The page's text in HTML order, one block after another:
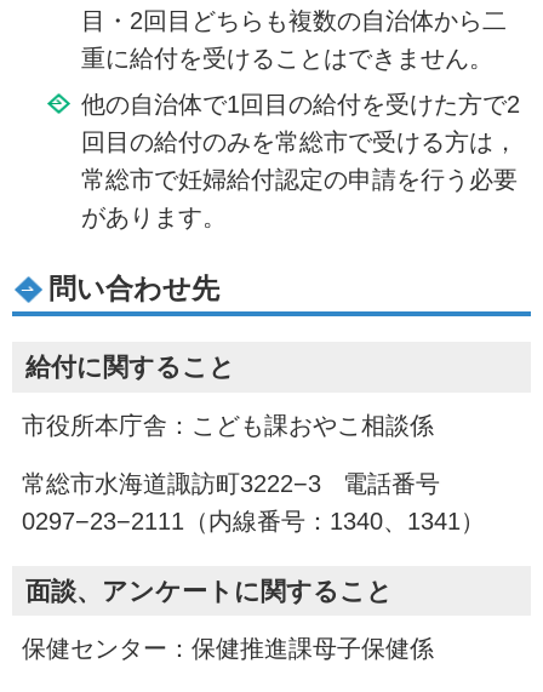
目・2回目どちらも複数の自治体から二
重に給付を受けることはできません。
他の自治体で1回目の給付を受けた方で2
回目の給付のみを常総市で受ける方は，
常総市で妊婦給付認定の申請を行う必要
があります。
問い合わせ先
給付に関すること
市役所本庁舎：こども課おやこ相談係
常総市水海道諏訪町3222−3 電話番号
0297−23−2111（内線番号：1340、1341）
面談、アンケートに関すること
保健センター：保健推進課母子保健係